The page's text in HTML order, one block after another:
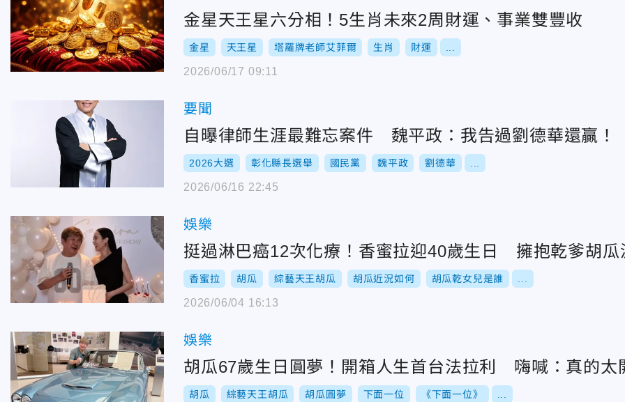
金星天王星六分相！5生肖未來2周財運、事業雙豐收
金星 天王星 塔羅牌老師艾菲爾 生肖 財運
2026/06/17 09:11
要聞
自曝律師生涯最難忘案件 魏平政：我告過劉德華還贏！
2026大選 彰化縣長選舉 國民黨 魏平政 劉德華
2026/06/16 22:45
娛樂
挺過淋巴癌12次化療！香蜜拉迎40歲生日 擁抱乾爹胡瓜
香蜜拉 胡瓜 綜藝天王胡瓜 胡瓜近況如何 胡瓜乾女兒是誰
2026/06/04 16:13
娛樂
胡瓜67歲生日圓夢！開箱人生首台法拉利 嗨喊：真的太
胡瓜 綜藝天王胡瓜 胡瓜圓夢 下面一位 《下面一位》